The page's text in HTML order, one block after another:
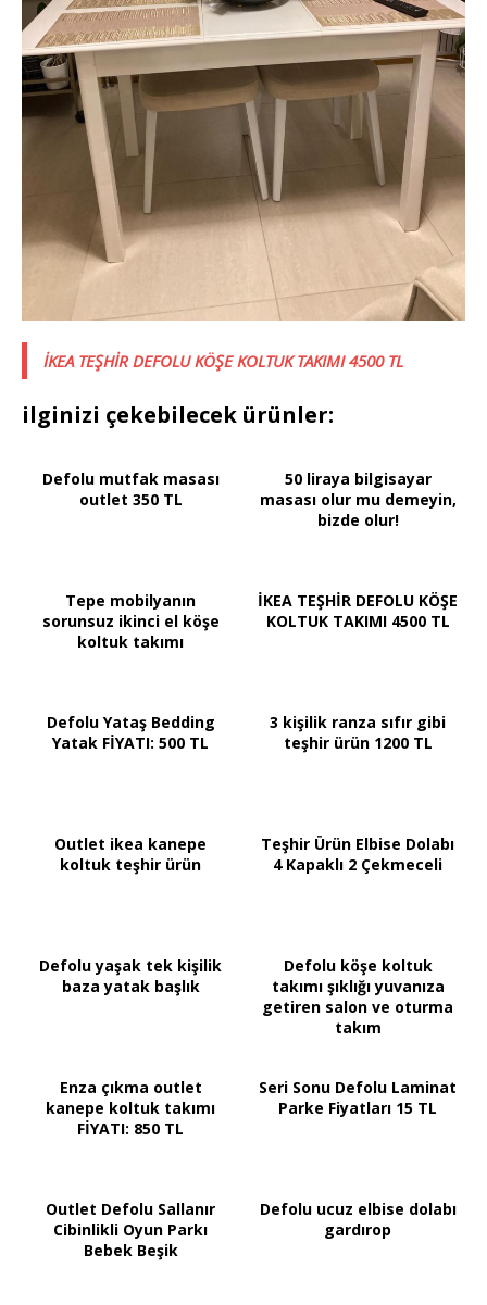
İKEA TEŞHİR DEFOLU KÖŞE KOLTUK TAKIMI 4500 TL
ilginizi çekebilecek ürünler:
Defolu mutfak masası
outlet 350 TL
50 liraya bilgisayar
masası olur mu demeyin,
bizde olur!
Tepe mobilyanın
sorunsuz ikinci el köşe
koltuk takımı
İKEA TEŞHİR DEFOLU KÖŞE
KOLTUK TAKIMI 4500 TL
Defolu Yataş Bedding
Yatak FİYATI: 500 TL
3 kişilik ranza sıfır gibi
teşhir ürün 1200 TL
Outlet ikea kanepe
koltuk teşhir ürün
Teşhir Ürün Elbise Dolabı
4 Kapaklı 2 Çekmeceli
Defolu yaşak tek kişilik
baza yatak başlık
Defolu köşe koltuk
takımı şıklığı yuvanıza
getiren salon ve oturma
takım
Enza çıkma outlet
kanepe koltuk takımı
FİYATI: 850 TL
Seri Sonu Defolu Laminat
Parke Fiyatları 15 TL
Outlet Defolu Sallanır
Cibinlikli Oyun Parkı
Bebek Beşik
Defolu ucuz elbise dolabı
gardırop